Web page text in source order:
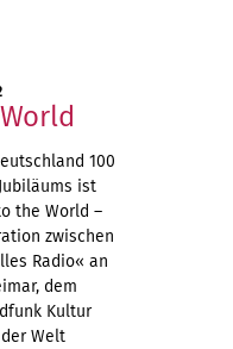
100
ist
the World –
zwischen
Radio« an
dem
Kultur
Welt